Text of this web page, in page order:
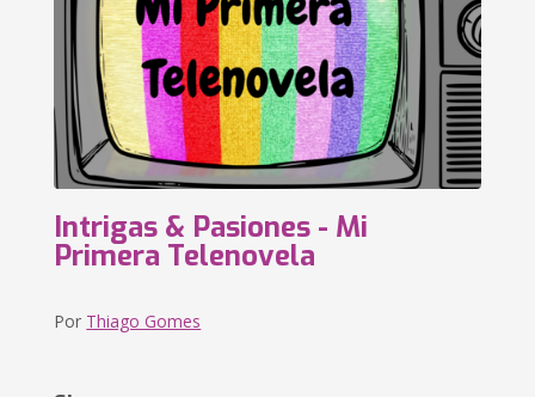
Intrigas & Pasiones - Mi
Primera Telenovela
Por Thiago Gomes